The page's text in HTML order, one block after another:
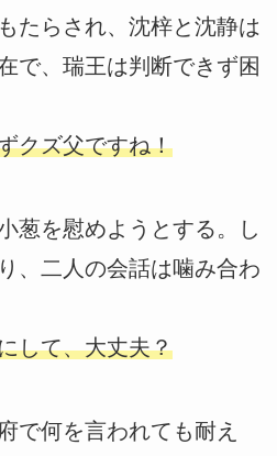
たらされ、沈梓と沈静は
で、瑞王は判断できず困
クズ父ですね！
葱を慰めようとする。し
、二人の会話は噛み合わ
して、大丈夫？
で何を言われても耐え